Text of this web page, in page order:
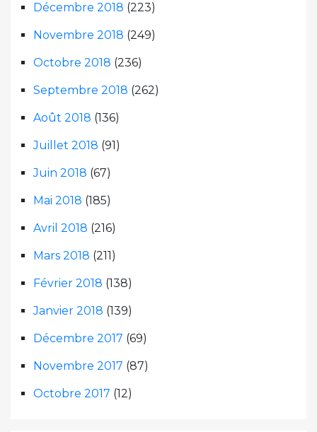
Décembre 2018 (223)
Novembre 2018 (249)
Octobre 2018 (236)
Septembre 2018 (262)
Août 2018 (136)
Juillet 2018 (91)
Juin 2018 (67)
Mai 2018 (185)
Avril 2018 (216)
Mars 2018 (211)
Février 2018 (138)
Janvier 2018 (139)
Décembre 2017 (69)
Novembre 2017 (87)
Octobre 2017 (12)